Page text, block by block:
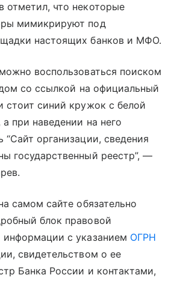
отметил, что некоторые
мимикрируют под
настоящих банков и МФО.
воспользоваться поиском
со ссылкой на официальный
стоит синий кружок с белой
при наведении на него
“Сайт организации, сведения
государственный реестр”, —
самом сайте обязательно
блок правовой
информации с указанием ОГРН
свидетельством о ее
Банка России и контактами,